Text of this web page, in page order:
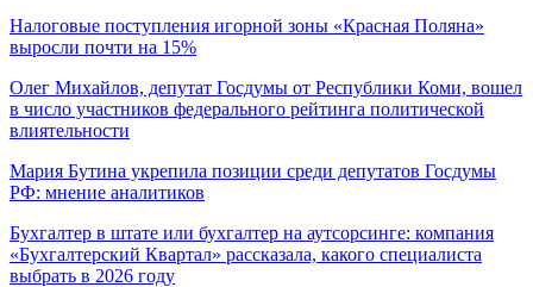
Налоговые поступления игорной зоны «Красная Поляна»
выросли почти на 15%
Олег Михайлов, депутат Госдумы от Республики Коми, вошел
в число участников федерального рейтинга политической
влиятельности
Мария Бутина укрепила позиции среди депутатов Госдумы
РФ: мнение аналитиков
Бухгалтер в штате или бухгалтер на аутсорсинге: компания
«Бухгалтерский Квартал» рассказала, какого специалиста
выбрать в 2026 году